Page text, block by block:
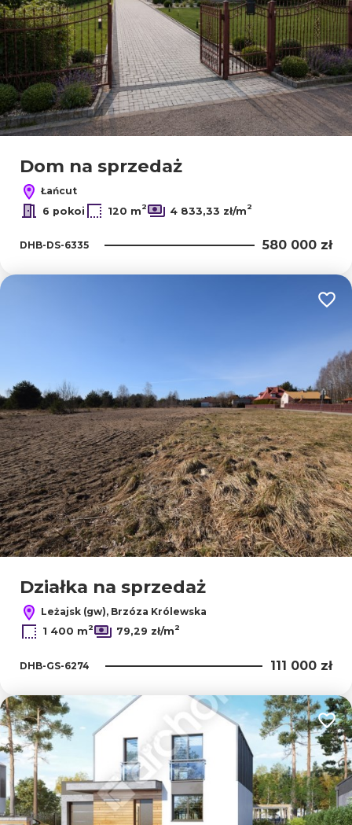
Dom na sprzedaż
Łańcut
6 pokoi
120 m2 4 833,33 zł/m2
DHB-DS-6335 580 000 zł
Działka na sprzedaż
Leżajsk (gw), Brzóza Królewska
1 400 m2 79,29 zł/m2
DHB-GS-6274 111 000 zł